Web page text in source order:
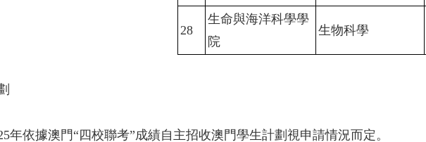
28
生命與海洋科學學
院
生物科學
年依據澳門“四校聯考”成績自主招收澳門學生計劃視申請情況而定。